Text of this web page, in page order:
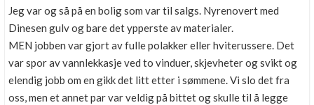
Kundeservice
Få svar på det du lurer på
Kom i gang med Boligmappa
Se din bolig? Klikk her
Jeg var og så på en bolig som var til salgs. Nyrenovert med
Dinesen gulv og bare det ypperste av materialer.
MEN jobben var gjort av fulle polakker eller hviterussere. Det
var spor av vannlekkasje ved to vinduer, skjevheter og svikt og
elendig jobb om en gikk det litt etter i sømmene. Vi slo det fra
oss, men et annet par var veldig på bittet og skulle til å legge